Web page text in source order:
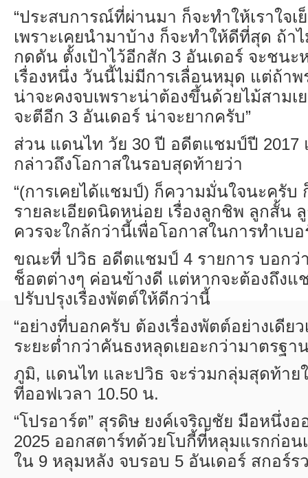
“ประสบการณ์ที่ผ่านมา ก็จะทำให้เราใจ
เพราะเคยนำมาบ้าง ก็จะทำให้ดีที่สุด ถ้า
กดดัน ตั้งเป้าไว้อีกสัก 3 อันเดอร์ จะชนะ
เรื่องหนึ่ง วันนี้ไม่มีการเลื่อนหมุด แต่ถ้า
น่าจะคงจบเพราะน่าต้องขึ้นด้วยไม้สามเ
จะตีอีก 3 อันเดอร์ น่าจะยากครับ”
ส่วน แดนไท วัย 30 ปี อดีตแชมป์ปี 2017
กล่าวถึงโอกาสในรอบสุดท้ายว่า
“(การเคยได้แชมป์) ก็ความมั่นใจนะครับ
รายละเอียดนิดหน่อย เรื่องลูกชิพ ลูกสั้น
ควรจะใกล้กว่านี้เพื่อโอกาสในการทำเบอ
ขณะที่ ปวิธ อดีตแชมป์ 4 รายการ บอก
ช็อตต่างๆ ค่อนข้างดี แต่หากจะต้องถึงแ
ปรับปรุงเรื่องพัตต์ให้ดีกว่านี้
“อย่างที่บอกครับ ต้องเรื่องพัตต์อย่างเดียว
ระยะต่ำกว่าคันธงหลุดเยอะกว่ามาตรฐา
ภูมิ, แดนไท และปวิธ จะร่วมกลุ่มสุดท้าย
ทีออฟเวลา 10.50 น.
“โปรอาร์ต” สุรดิษ ยงค์เจริญชัย มือหนึ่ง
2025 ออกสตาร์ทด้วยโบกี้ที่หลุมแรกก่อน
ใน 9 หลุมหลัง จบรอบ 5 อันเดอร์ สกอร์